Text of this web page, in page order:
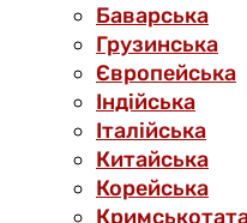
Баварська
Грузинська
Європейська
Індійська
Італійська
Китайська
Корейська